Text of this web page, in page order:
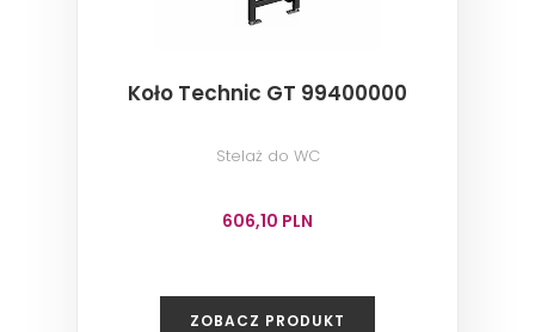
Koło Technic GT 99400000
Stelaż do WC
606,10 PLN
ZOBACZ PRODUKT